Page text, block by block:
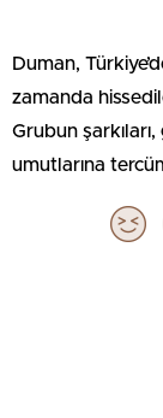
Duman,
zamanda
Grubun
umutlarına